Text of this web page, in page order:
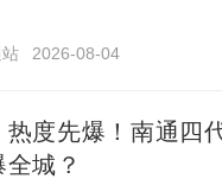
2026-08-04
度先爆！南通四
城？